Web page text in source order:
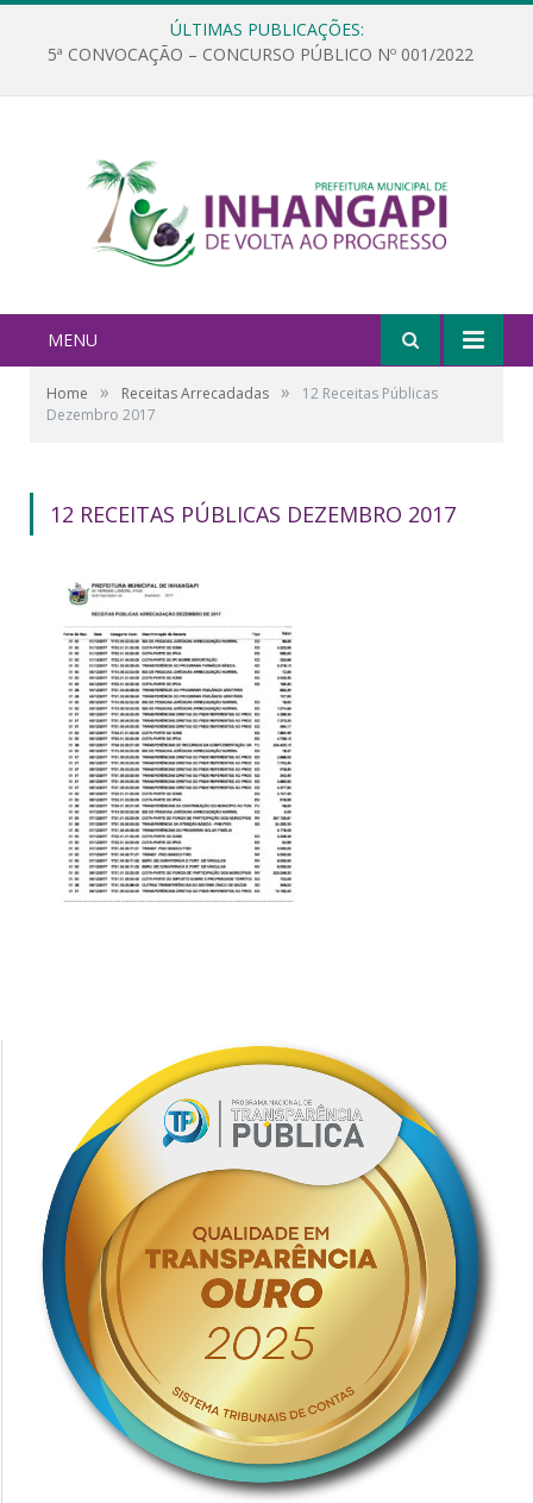
ÚLTIMAS PUBLICAÇÕES:
5ª CONVOCAÇÃO – CONCURSO PÚBLICO Nº 001/2022
MENU
Home » Receitas Arrecadadas »
12 Receitas Públicas
Dezembro 2017
12 RECEITAS PÚBLICAS DEZEMBRO 2017